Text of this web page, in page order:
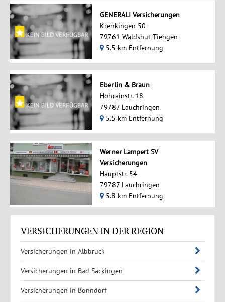
GENERALI Versicherungen
Krenkingen 50
79761 Waldshut-Tiengen
5.5 km Entfernung
Eberlin & Braun
Hohrainstr. 18
79787 Lauchringen
5.5 km Entfernung
Werner Lampert SV
Versicherungen
Hauptstr. 54
79787 Lauchringen
5.8 km Entfernung
VERSICHERUNGEN IN DER REGION
Versicherungen in Albbruck
Versicherungen in Bad Säckingen
Versicherungen in Bonndorf